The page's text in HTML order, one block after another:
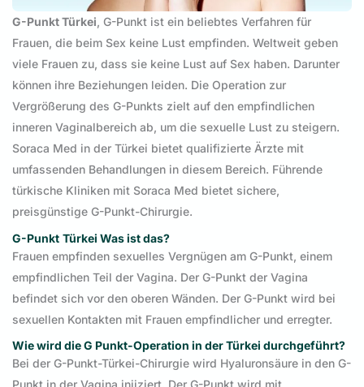
G-Punkt Türkei, G-Punkt ist ein beliebtes Verfahren für
Frauen, die beim Sex keine Lust empfinden. Weltweit geben
viele Frauen zu, dass sie keine Lust auf Sex haben. Darunter
können ihre Beziehungen leiden. Die Operation zur
Vergrößerung des G-Punkts zielt auf den empfindlichen
inneren Vaginalbereich ab, um die sexuelle Lust zu steigern.
Soraca Med in der Türkei bietet qualifizierte Ärzte mit
umfassenden Behandlungen in diesem Bereich. Führende
türkische Kliniken mit Soraca Med bietet sichere,
preisgünstige G-Punkt-Chirurgie.
G-Punkt Türkei Was ist das?
Frauen empfinden sexuelles Vergnügen am G-Punkt, einem
empfindlichen Teil der Vagina. Der G-Punkt der Vagina
befindet sich vor den oberen Wänden. Der G-Punkt wird bei
sexuellen Kontakten mit Frauen empfindlicher und erregter.
Wie wird die G Punkt-Operation in der Türkei durchgeführt?
Bei der G-Punkt-Türkei-Chirurgie wird Hyaluronsäure in den G-